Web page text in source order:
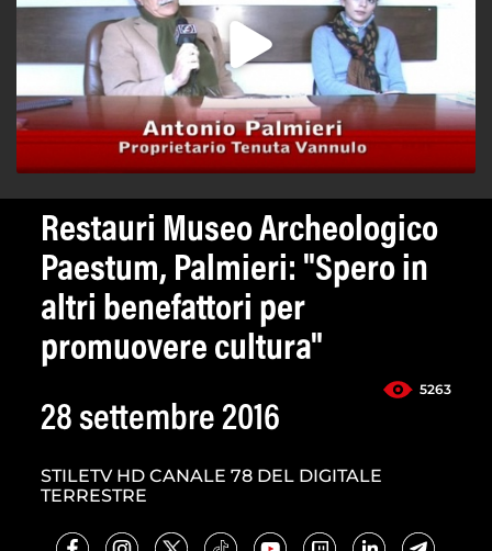
Restauri Museo Archeologico
Paestum, Palmieri: "Spero in
altri benefattori per
promuovere cultura"
5263
28 settembre 2016
STILETV HD CANALE 78 DEL DIGITALE
TERRESTRE